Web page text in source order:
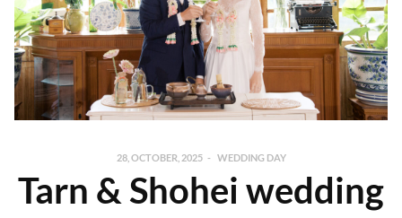
28, OCTOBER, 2025 WEDDING DAY
Tarn & Shohei wedding